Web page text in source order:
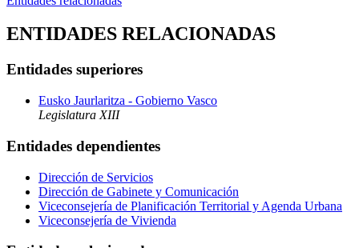
ENTIDADES RELACIONADAS
Entidades superiores
Eusko Jaurlaritza - Gobierno Vasco
Legislatura XIII
Entidades dependientes
Dirección de Servicios
Dirección de Gabinete y Comunicación
Viceconsejería de Planificación Territorial y Agenda Urbana
Viceconsejería de Vivienda